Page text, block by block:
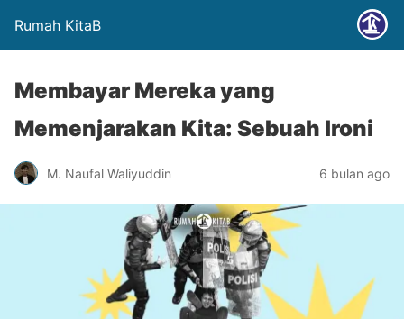
Rumah KitaB
Membayar Mereka yang
Memenjarakan Kita: Sebuah Ironi
M. Naufal Waliyuddin 6 bulan ago